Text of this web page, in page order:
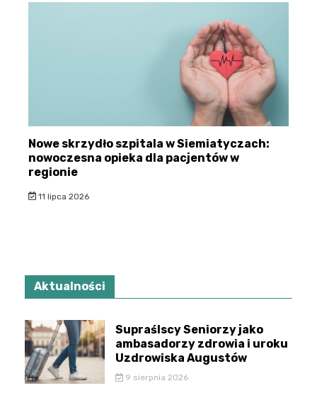
Nowe skrzydło szpitala w Siemiatyczach:
nowoczesna opieka dla pacjentów w
regionie
11 lipca 2026
Aktualności
Supraślscy Seniorzy jako
ambasadorzy zdrowia i uroku
Uzdrowiska Augustów
9 sierpnia 2026